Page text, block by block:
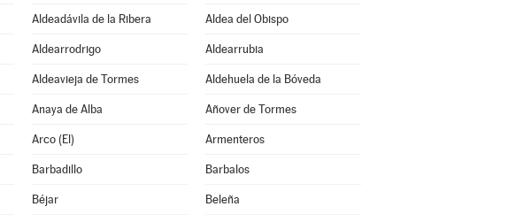
Aldeadávila de la Ribera Aldea del Obispo
Aldearrodrigo Aldearrubia
Aldeavieja de Tormes Aldehuela de la Bóveda
Anaya de Alba Añover de Tormes
Arco (El) Armenteros
Barbadillo Barbalos
Béjar Beleña